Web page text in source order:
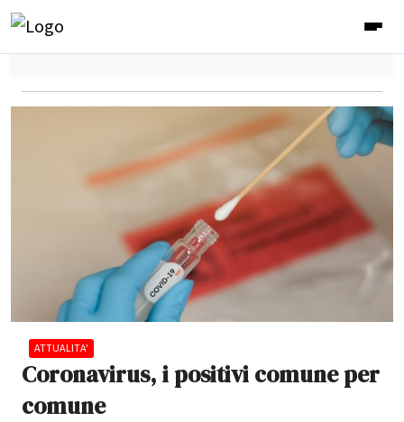
ATTUALITA'
Coronavirus, i positivi comune per
comune